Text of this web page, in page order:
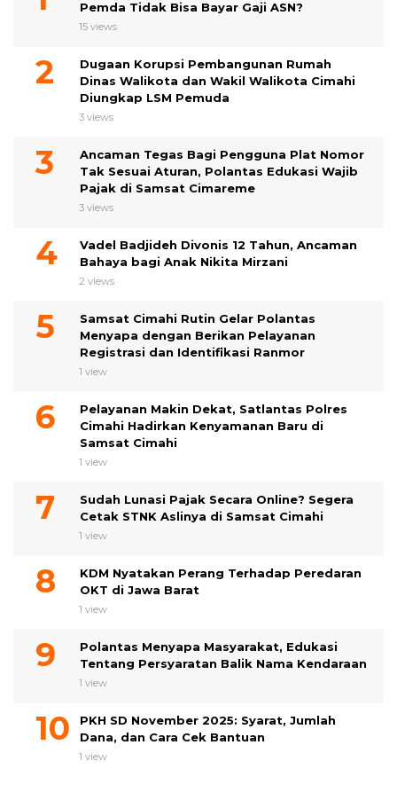
Pemda Tidak Bisa Bayar Gaji ASN?
15 views
Dugaan Korupsi Pembangunan Rumah
Dinas Walikota dan Wakil Walikota Cimahi
Diungkap LSM Pemuda
3 views
Ancaman Tegas Bagi Pengguna Plat Nomor
Tak Sesuai Aturan, Polantas Edukasi Wajib
Pajak di Samsat Cimareme
3 views
Vadel Badjideh Divonis 12 Tahun, Ancaman
Bahaya bagi Anak Nikita Mirzani
2 views
Samsat Cimahi Rutin Gelar Polantas
Menyapa dengan Berikan Pelayanan
Registrasi dan Identifikasi Ranmor
1 view
Pelayanan Makin Dekat, Satlantas Polres
Cimahi Hadirkan Kenyamanan Baru di
Samsat Cimahi
1 view
Sudah Lunasi Pajak Secara Online? Segera
Cetak STNK Aslinya di Samsat Cimahi
1 view
KDM Nyatakan Perang Terhadap Peredaran
OKT di Jawa Barat
1 view
Polantas Menyapa Masyarakat, Edukasi
Tentang Persyaratan Balik Nama Kendaraan
1 view
PKH SD November 2025: Syarat, Jumlah
Dana, dan Cara Cek Bantuan
1 view